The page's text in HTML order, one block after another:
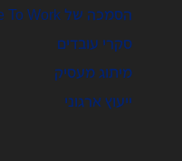
הסמכה של Great Place To Work
סקרי עובדים
מיתוג מעסיק
ייעוץ ארגוני